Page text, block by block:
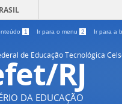
1 Ir para o menu 2 Ir para a
de Educação Tecnológica
RJ
DA EDUCAÇÃO